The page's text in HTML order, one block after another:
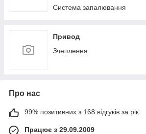
Система запалювання
Привод
Зчеплення
Про нас
99% позитивних з 168 відгуків за рік
Працює з 29.09.2009